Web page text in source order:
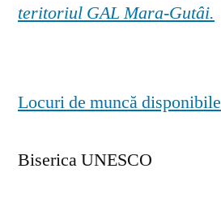
teritoriul GAL Mara-Gutâi.
Locuri de muncă disponibile
Biserica UNESCO